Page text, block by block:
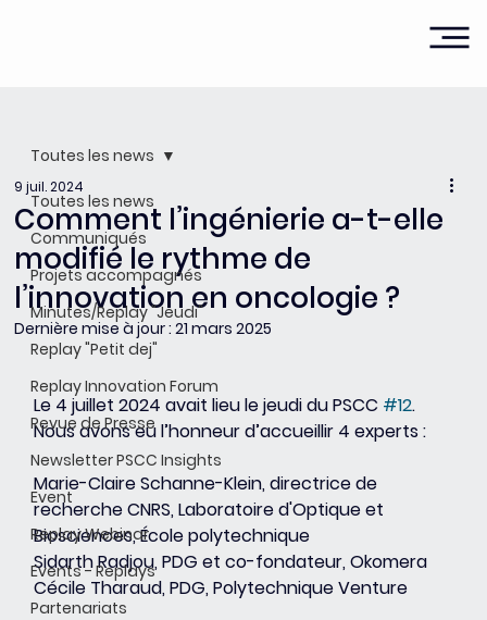
Toutes les news
Communiqués
Projets accompagnés
Minutes/Replay "Jeudi"
Replay "Petit dej"
Replay Innovation Forum
Revue de Presse
Newsletter PSCC Insights
Event
Replay Webinar
Events - Replays
Partenariats
Toutes les news
Comment l’ingénierie a-t-elle
modifié le rythme de
l’innovation en oncologie ?
9 juil. 2024
Dernière mise à jour :21 mars 2025
Le 4 juillet 2024 avait lieu le jeudi du PSCC #12.
Nous avons eu l’honneur d’accueillir 4 experts :
Marie-Claire Schanne-Klein, directrice de
recherche CNRS, Laboratoire d'Optique et
Biosciences, École polytechnique
Sidarth Radjou, PDG et co-fondateur, Okomera
Cécile Tharaud, PDG, Polytechnique Venture